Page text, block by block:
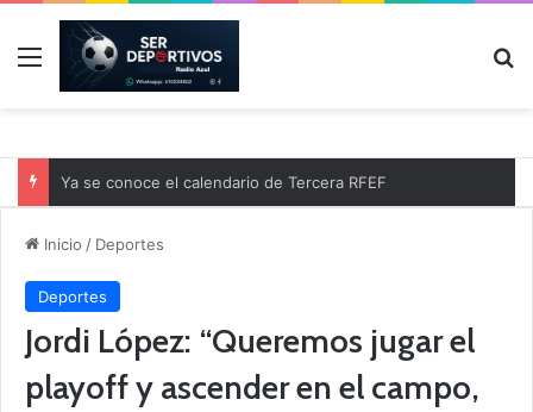
Menú
Ya se conoce el calendario de Tercera RFEF
Inicio / Deportes
Deportes
Jordi López: “Queremos jugar el
playoff y ascender en el campo,